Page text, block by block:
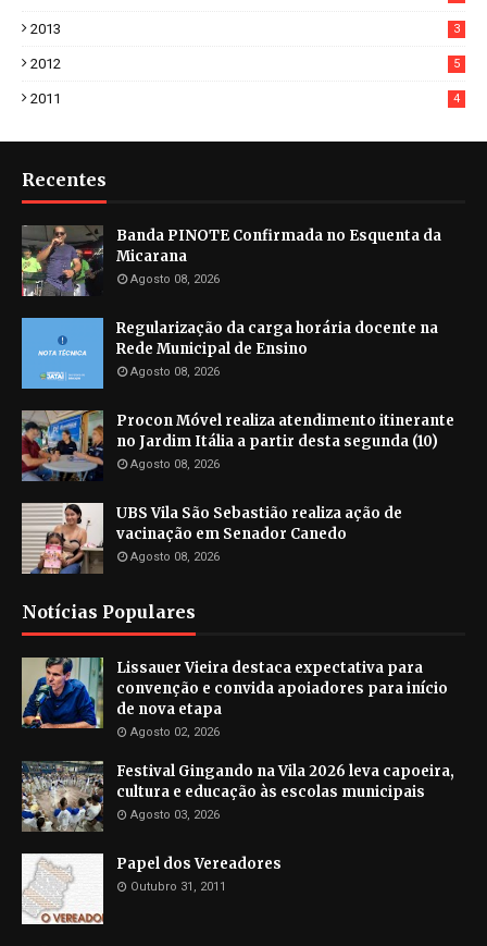
2013 3
2012 5
2011 4
Recentes
Banda PINOTE Confirmada no Esquenta da
Micarana
Agosto 08, 2026
Regularização da carga horária docente na
Rede Municipal de Ensino
Agosto 08, 2026
Procon Móvel realiza atendimento itinerante
no Jardim Itália a partir desta segunda (10)
Agosto 08, 2026
UBS Vila São Sebastião realiza ação de
vacinação em Senador Canedo
Agosto 08, 2026
Notícias Populares
Lissauer Vieira destaca expectativa para
convenção e convida apoiadores para início
de nova etapa
Agosto 02, 2026
Festival Gingando na Vila 2026 leva capoeira,
cultura e educação às escolas municipais
Agosto 03, 2026
Papel dos Vereadores
Outubro 31, 2011